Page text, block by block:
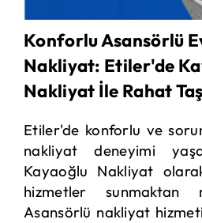
Konforlu Asansörlü
Nakliyat: Etiler'de
Nakliyat İle Rahat
Etiler'de konforlu ve
nakliyat deneyimi
Kayaoğlu Nakliyat
hizmetler sunmaktan
Asansörlü nakliyat